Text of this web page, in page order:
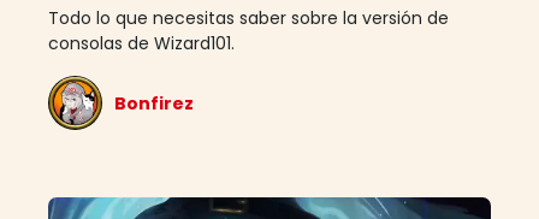
Todo lo que necesitas saber sobre la versión de
consolas de Wizard101.
Bonfirez